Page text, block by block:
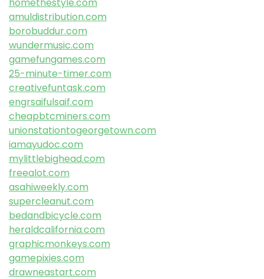
amuldistribution.com
borobuddur.com
wundermusic.com
gamefungames.com
25-minute-timer.com
creativefuntask.com
engrsaifulsaif.com
cheapbtcminers.com
unionstationtogeorgetown.com
iamayudoc.com
mylittlebighead.com
freealot.com
asahiweekly.com
supercleanut.com
bedandbicycle.com
heraldcalifornia.com
graphicmonkeys.com
gamepixies.com
drawneastart.com